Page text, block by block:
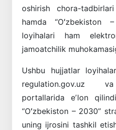
oshirish chora-
hamda “Oʻzbekiston
loyihalari ham
jamoatchilik
Ushbu hujjatlar
regulation.gov.uz
portallarida eʼlon
“Oʻzbekiston – 2030”
uning ijrosini tashkil